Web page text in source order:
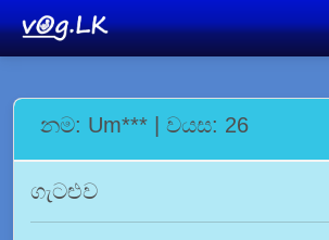
නම: Um*** | වයස: 26
ගැටළුව